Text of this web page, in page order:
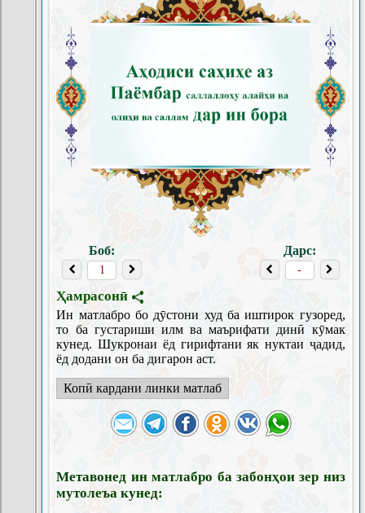
Боб: Дарс:
Ҳамрасонӣ
Ин матлабро бо дӯстони худ ба иштирок гузоред,
то ба густариши илм ва маърифати динӣ кӯмак
кунед. Шукронаи ёд гирифтани як нуктаи ҷадид,
ёд додани он ба дигарон аст.
Копӣ кардани линки матлаб
Метавонед ин матлабро ба забонҳои зер низ
мутолеъа кунед: